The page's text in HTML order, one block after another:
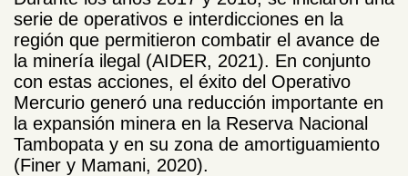
serie de operativos e interdicciones en la
región que permitieron combatir el avance de
la minería ilegal (AIDER, 2021). En conjunto
con estas acciones, el éxito del Operativo
Mercurio generó una reducción importante en
la expansión minera en la Reserva Nacional
Tambopata y en su zona de amortiguamiento
(Finer y Mamani, 2020).